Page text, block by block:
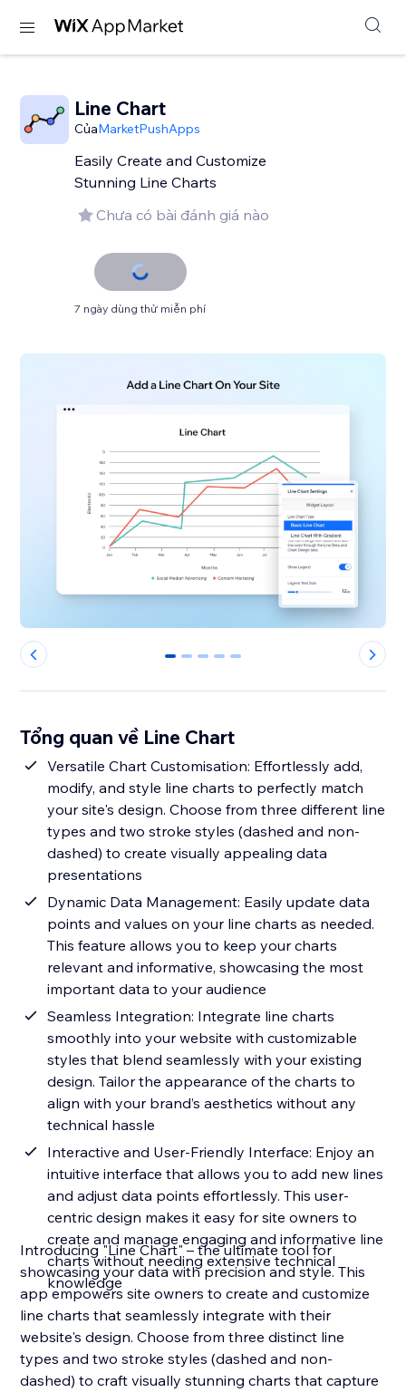
Line Chart
CủaMarketPushApps
Easily Create and Customize
Stunning Line Charts
Chưa có bài đánh giá nào
7 ngày dùng thử miễn phí
0 1 2 3 4
Tổng quan về Line Chart
Versatile Chart Customisation: Effortlessly add,
modify, and style line charts to perfectly match
your site's design. Choose from three different line
types and two stroke styles (dashed and non-
dashed) to create visually appealing data
presentations
Dynamic Data Management: Easily update data
points and values on your line charts as needed.
This feature allows you to keep your charts
relevant and informative, showcasing the most
important data to your audience
Seamless Integration: Integrate line charts
smoothly into your website with customizable
styles that blend seamlessly with your existing
design. Tailor the appearance of the charts to
align with your brand’s aesthetics without any
technical hassle
Interactive and User-Friendly Interface: Enjoy an
intuitive interface that allows you to add new lines
and adjust data points effortlessly. This user-
centric design makes it easy for site owners to
create and manage engaging and informative line
charts without needing extensive technical
knowledge
Introducing "Line Chart" – the ultimate tool for
showcasing your data with precision and style. This
app empowers site owners to create and customize
line charts that seamlessly integrate with their
website's design. Choose from three distinct line
types and two stroke styles (dashed and non-
dashed) to craft visually stunning charts that capture